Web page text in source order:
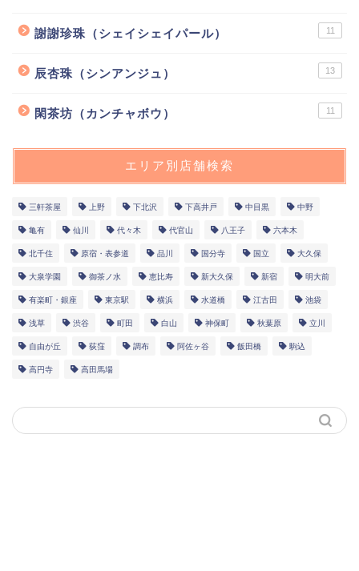
謝謝珍珠（シェイシェイパール） 11
辰杏珠（シンアンジュ） 13
閑茶坊（カンチャボウ） 11
エリア別店舗検索
三軒茶屋 上野 下北沢 下高井戸 中目黒 中野
亀有 仙川 代々木 代官山 八王子 六本木
北千住 原宿・表参道 品川 国分寺 国立 大久保
大泉学園 御茶ノ水 恵比寿 新大久保 新宿 明大前
有楽町・銀座 東京駅 横浜 水道橋 江古田 池袋
浅草 渋谷 町田 白山 神保町 秋葉原 立川
自由が丘 荻窪 調布 阿佐ヶ谷 飯田橋 駒込
高円寺 高田馬場